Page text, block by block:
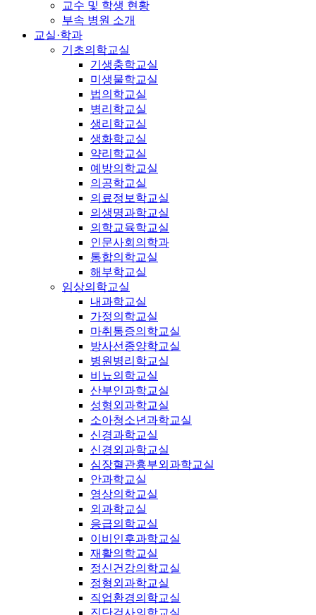
교수 및 학생 현황
부속 병원 소개
교실·학과
기초의학교실
기생충학교실
미생물학교실
법의학교실
병리학교실
생리학교실
생화학교실
약리학교실
예방의학교실
의공학교실
의료정보학교실
의생명과학교실
의학교육학교실
인문사회의학과
통합의학교실
해부학교실
임상의학교실
내과학교실
가정의학교실
마취통증의학교실
방사선종양학교실
병원병리학교실
비뇨의학교실
산부인과학교실
성형외과학교실
소아청소년과학교실
신경과학교실
신경외과학교실
심장혈관흉부외과학교실
안과학교실
영상의학교실
외과학교실
응급의학교실
이비인후과학교실
재활의학교실
정신건강의학교실
정형외과학교실
직업환경의학교실
진단검사의학교실